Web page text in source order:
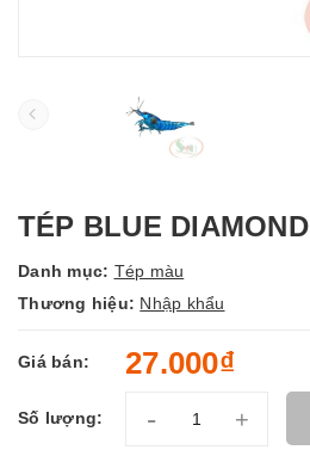
TÉP BLUE DIAMOND
Danh mục: Tép màu
Thương hiệu: Nhập khẩu
Giá bán: 27.000₫
Số lượng: - +